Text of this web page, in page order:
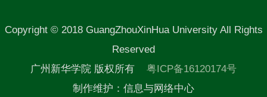
Copyright © 2018 GuangZhouXinHua University All Rights
Reserved
广州新华学院 版权所有 粤ICP备16120174号
制作维护：信息与网络中心